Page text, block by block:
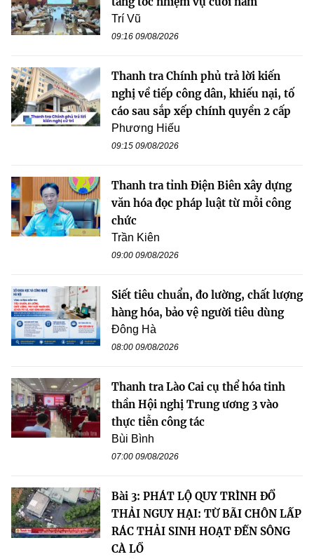
Trí Vũ
09:16 09/08/2026
Thanh tra Chính phủ trả lời kiến
nghị về tiếp công dân, khiếu nại, tố
cáo sau sắp xếp chính quyền 2 cấp
Phương Hiếu
09:15 09/08/2026
Thanh tra tỉnh Điện Biên xây dựng
văn hóa đọc pháp luật từ mỗi công
chức
Trần Kiên
09:00 09/08/2026
Siết tiêu chuẩn, đo lường, chất lượng
hàng hóa, bảo vệ người tiêu dùng
Đông Hà
08:00 09/08/2026
Thanh tra Lào Cai cụ thể hóa tinh
thần Hội nghị Trung ương 3 vào
thực tiễn công tác
Bùi Bình
07:00 09/08/2026
Bài 3: PHÁT LỘ QUY TRÌNH ĐỔ
THẢI NGUY HẠI: TỪ BÃI CHÔN LẤP
RÁC THẢI SINH HOẠT ĐẾN SÔNG
CÀ LỒ